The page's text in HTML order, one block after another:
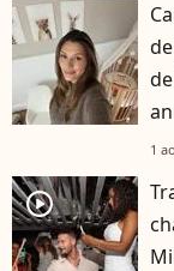
1
player2